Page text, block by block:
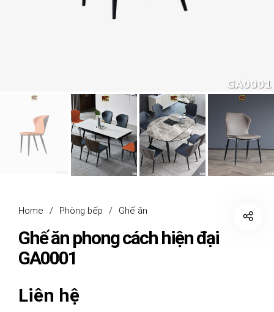
Home / Phòng bếp / Ghế ăn
Ghế ăn phong cách hiện đại
GA0001
Liên hệ